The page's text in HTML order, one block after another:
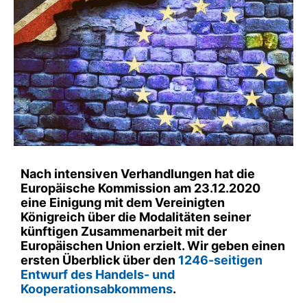
Nach intensiven Verhandlungen hat die
Europäische Kommission am 23.12.2020
eine Einigung mit dem Vereinigten
Königreich über die Modalitäten seiner
künftigen Zusammenarbeit mit der
Europäischen Union erzielt. Wir geben einen
ersten Überblick über den 1246-seitigen
Entwurf des Handels- und
Kooperationsabkommens.